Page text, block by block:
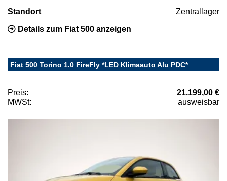
Standort Zentrallager
Details zum Fiat 500 anzeigen
Fiat 500 Torino 1.0 FireFly *LED Klimaauto Alu PDC*
Preis:
21.199,00 €
MWSt:
ausweisbar